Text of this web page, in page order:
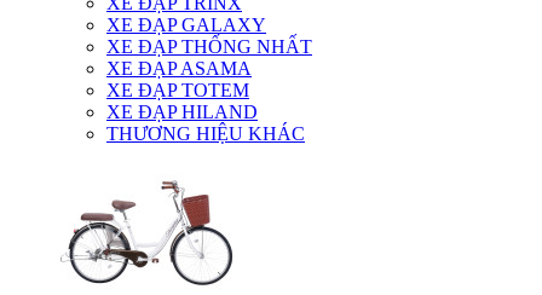
XE ĐẠP GALAXY
XE ĐẠP THỐNG NHẤT
XE ĐẠP ASAMA
XE ĐẠP TOTEM
XE ĐẠP HILAND
THƯƠNG HIỆU KHÁC